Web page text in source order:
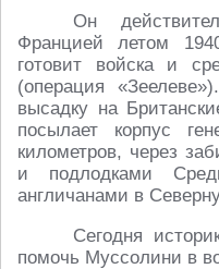
Он
Францией летом
готовит войска и
(операция
высадку на
посылает корпус
километров, через
и подлодками
англичанами в
Сегодня
помочь Муссолини в